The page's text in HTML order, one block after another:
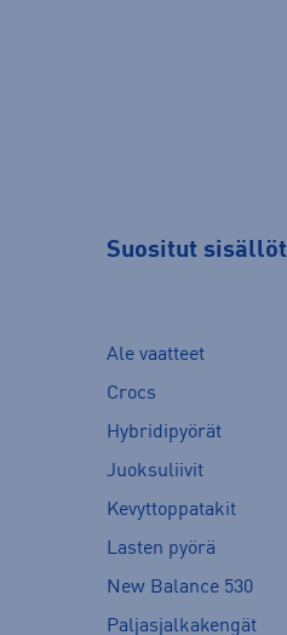
Suositut sisällöt
Ale vaatteet
Crocs
Hybridipyörät
Juoksuliivit
Kevyttoppatakit
Lasten pyörä
New Balance 530
Paljasjalkakengät